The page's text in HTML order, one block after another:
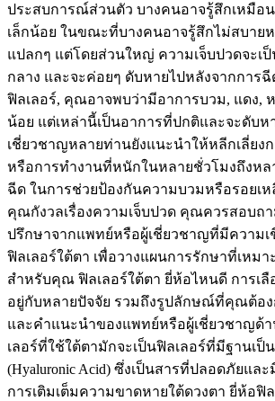
ประสบการณ์ส่วนตัว บางคนอาจรู้สึกเหมือ
เล็กน้อย ในขณะที่บางคนอาจรู้สึกไม่สบาย
แปลกๆ แต่โดยส่วนใหญ่ ความเจ็บปวดจะเป็
กลาง และจะค่อยๆ ดับหายไปหลังจากการ
ฟิลเลอร์, คุณอาจพบว่ามีอาการบวม, แดง,
น้อย แต่เหล่านี้เป็นอาการที่ปกติและจะดับห
เชี่ยวชาญหลายท่านยังแนะนำให้หลีกเลี่ยง
หรือการทำงานที่หนักในหลายชั่วโมงถึงหล
ฉีด ในการช่วยป้องกันความบวมหรือรอยเห
คุณกังวลเรื่องความเจ็บปวด คุณควรสอบถ
ปรึกษาจากแพทย์หรือผู้เชี่ยวชาญที่มีความ
ฟิลเลอร์ใต้ตา เพื่อวางแผนการรักษาที่เหม
สำหรับคุณ ฟิลเลอร์ใต้ตา ยี่ห้อไหนดี การเ
อยู่กับหลายปัจจัย รวมถึงรูปลักษณ์ที่คุณต้อ
และคำแนะนำของแพทย์หรือผู้เชี่ยวชาญด้
เลอร์ที่ใช้ใต้ตามักจะเป็นฟิลเลอร์ที่มีฐานเ
(Hyaluronic Acid) ซึ่งเป็นสารที่ปลอดภัยแล
การเติมเต็มความขาดหายใต้ดวงตา ยี่ห้อฟิ